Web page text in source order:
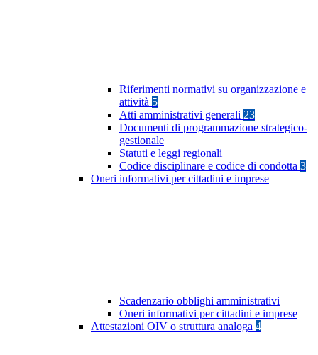
Riferimenti normativi su organizzazione e
attività 5
Atti amministrativi generali 23
Documenti di programmazione strategico-
gestionale
Statuti e leggi regionali
Codice disciplinare e codice di condotta 3
Oneri informativi per cittadini e imprese
Scadenzario obblighi amministrativi
Oneri informativi per cittadini e imprese
Attestazioni OIV o struttura analoga 4